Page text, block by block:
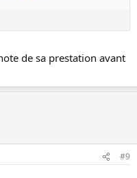
de sa prestation avant
#9